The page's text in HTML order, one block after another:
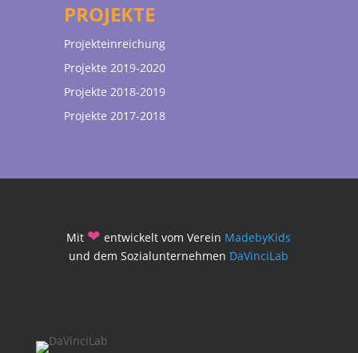
PROJEKTE
Projekteinreichung
Projekte 2019-2020
Projekte 2018-2019
Projekte 2017-2018
Mit ❤ entwickelt vom Verein MadebyKids
und dem Sozialunternehmen DaVinciLab